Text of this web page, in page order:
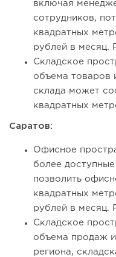
включая
сотрудников,
квадратных
рублей в месяц.
Складское
объема товаров
склада может
квадратных
Саратов:
Офисное
более
позволить
квадратных
рублей в месяц.
Складское
объема продаж и
региона,